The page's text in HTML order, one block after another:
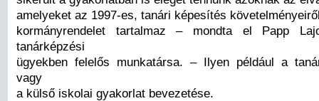
amelyeket az 1997-es, tanári képesítés
kormányrendelet tartalmaz – mondta el Papp
tanárképzési
ügyekben felelős munkatársa. – Ilyen például a
vagy
a külső iskolai gyakorlat bevezetése.